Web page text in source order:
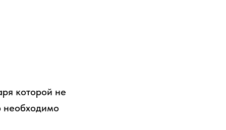
которой не
необходимо